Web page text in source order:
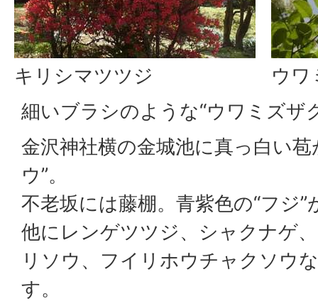
キリシマツツジ
ウワ
細いブラシのような“ウワミズザ
金沢神社横の金城池に真っ白い
ウ”。
不老坂には藤棚。青紫色の“フジ
他にレンゲツツジ、シャクナゲ
リソウ、フイリホウチャクソウ
す。